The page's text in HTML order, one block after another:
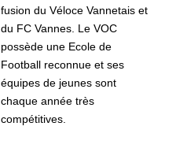
fusion du Véloce Vannetais et
du FC Vannes. Le VOC
possède une Ecole de
Football reconnue et ses
équipes de jeunes sont
chaque année très
compétitives.